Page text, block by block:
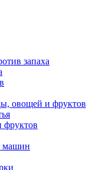
запаха
овощей и фруктов
фруктов
машин